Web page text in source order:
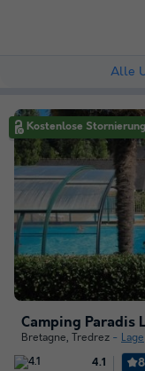
Alle
Kostenlose Stornierung
Camping Paradis
Bretagne, Tredrez Lage
4.1